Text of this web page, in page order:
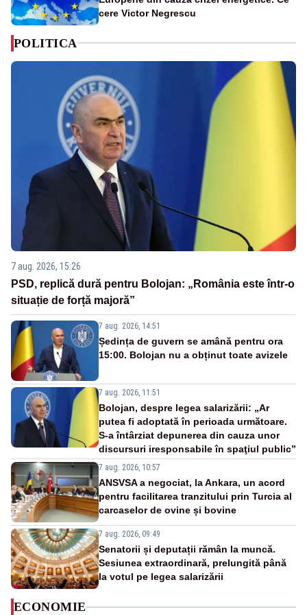
cere Victor Negrescu
POLITICA
7 aug. 2026, 15:26
PSD, replică dură pentru Bolojan: „România este într-o
situație de forță majoră”
7 aug. 2026, 14:51
Ședința de guvern se amână pentru ora
15:00. Bolojan nu a obținut toate avizele
7 aug. 2026, 11:51
Bolojan, despre legea salarizării: „Ar
putea fi adoptată în perioada următoare.
S-a întârziat depunerea din cauza unor
discursuri iresponsabile în spaţiul public”
7 aug. 2026, 10:57
ANSVSA a negociat, la Ankara, un acord
pentru facilitarea tranzitului prin Turcia al
carcaselor de ovine și bovine
7 aug. 2026, 09:49
Senatorii și deputații rămân la muncă.
Sesiunea extraordinară, prelungită până
la votul pe legea salarizării
ECONOMIE